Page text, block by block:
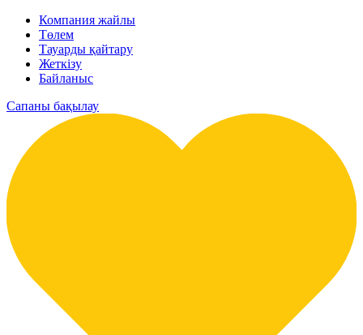
Компания жайлы
Төлем
Тауарды қайтару
Жеткізу
Байланыс
Сапаны бақылау